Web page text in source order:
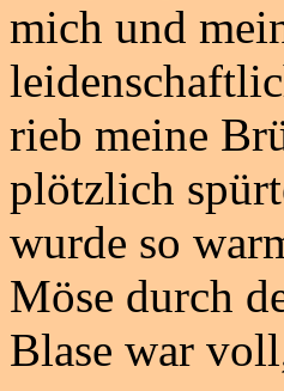
mich und
rieb meine
plötzlich
wurde so
Möse durch
Blase war